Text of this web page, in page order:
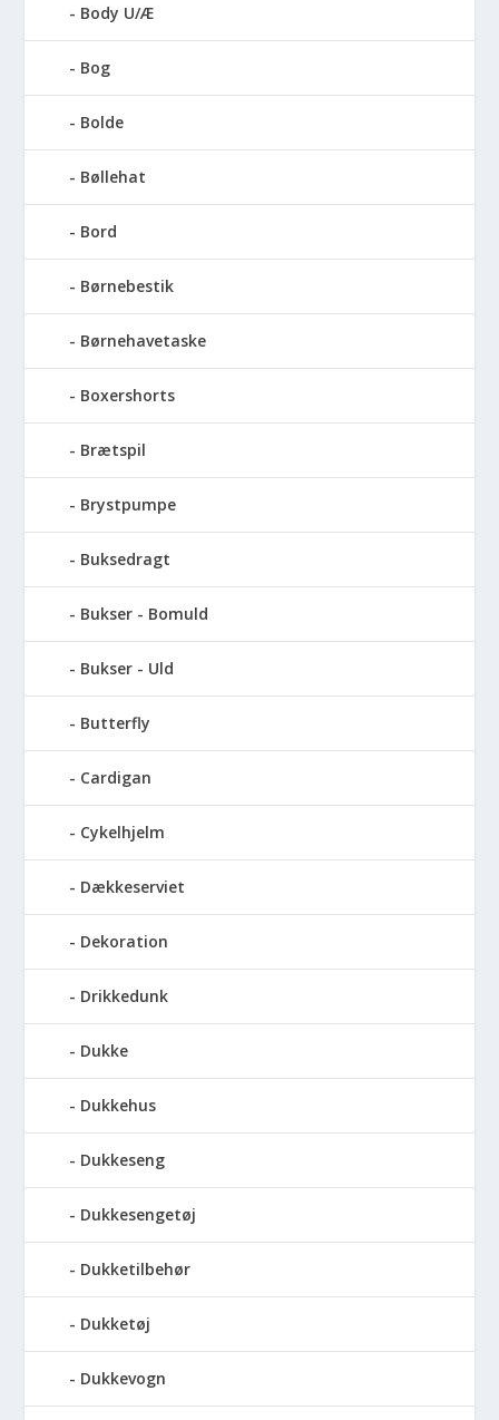
Body U/Æ
Bog
Bolde
Bøllehat
Bord
Børnebestik
Børnehavetaske
Boxershorts
Brætspil
Brystpumpe
Buksedragt
Bukser - Bomuld
Bukser - Uld
Butterfly
Cardigan
Cykelhjelm
Dækkeserviet
Dekoration
Drikkedunk
Dukke
Dukkehus
Dukkeseng
Dukkesengetøj
Dukketilbehør
Dukketøj
Dukkevogn